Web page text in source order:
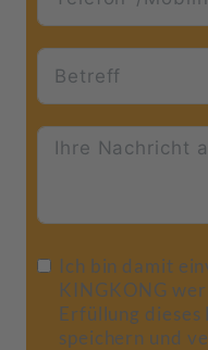
Ich bin damit
KINGKONG
Erfüllung
speichern und